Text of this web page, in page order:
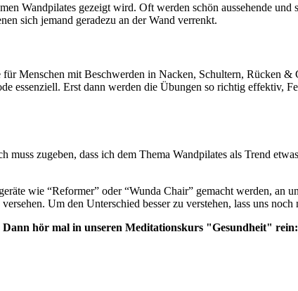
Wandpilates gezeigt wird. Oft werden schön aussehende
sich jemand geradezu an der Wand verrenkt.
für Menschen mit Beschwerden in Nacken, Schultern, Rücken
essenziell. Erst dann werden die Übungen so richtig effektiv,
zugeben, dass ich dem Thema Wandpilates als Trend
wie “Reformer” oder “Wunda Chair” gemacht werden, an
Um den Unterschied besser zu verstehen, lass uns noch
hör mal in unseren Meditationskurs "Gesundheit" rein: